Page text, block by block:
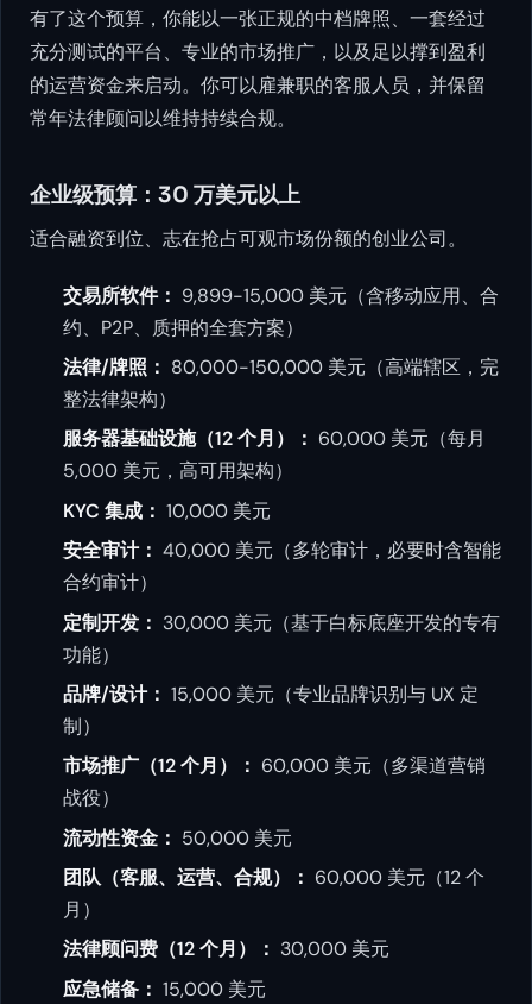
有了这个预算，你能以一张正规的中档牌照、一套经过
充分测试的平台、专业的市场推广，以及足以撑到盈利
的运营资金来启动。你可以雇兼职的客服人员，并保留
常年法律顾问以维持持续合规。
企业级预算：30 万美元以上
适合融资到位、志在抢占可观市场份额的创业公司。
交易所软件： 9,899-15,000 美元（含移动应用、合
约、P2P、质押的全套方案）
法律/牌照： 80,000-150,000 美元（高端辖区，完
整法律架构）
服务器基础设施（12 个月）： 60,000 美元（每月
5,000 美元，高可用架构）
KYC 集成： 10,000 美元
安全审计： 40,000 美元（多轮审计，必要时含智能
合约审计）
定制开发： 30,000 美元（基于白标底座开发的专有
功能）
品牌/设计： 15,000 美元（专业品牌识别与 UX 定
制）
市场推广（12 个月）： 60,000 美元（多渠道营销
战役）
流动性资金： 50,000 美元
团队（客服、运营、合规）： 60,000 美元（12 个
月）
法律顾问费（12 个月）： 30,000 美元
应急储备： 15,000 美元